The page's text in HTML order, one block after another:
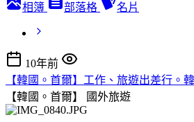
相簿 部落格 名片
10年前
【韓國。首爾】工作、旅遊出差行。
【韓國。首爾】
國外旅遊